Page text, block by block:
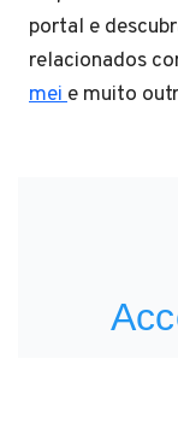
portal e
relacionados
meie muito